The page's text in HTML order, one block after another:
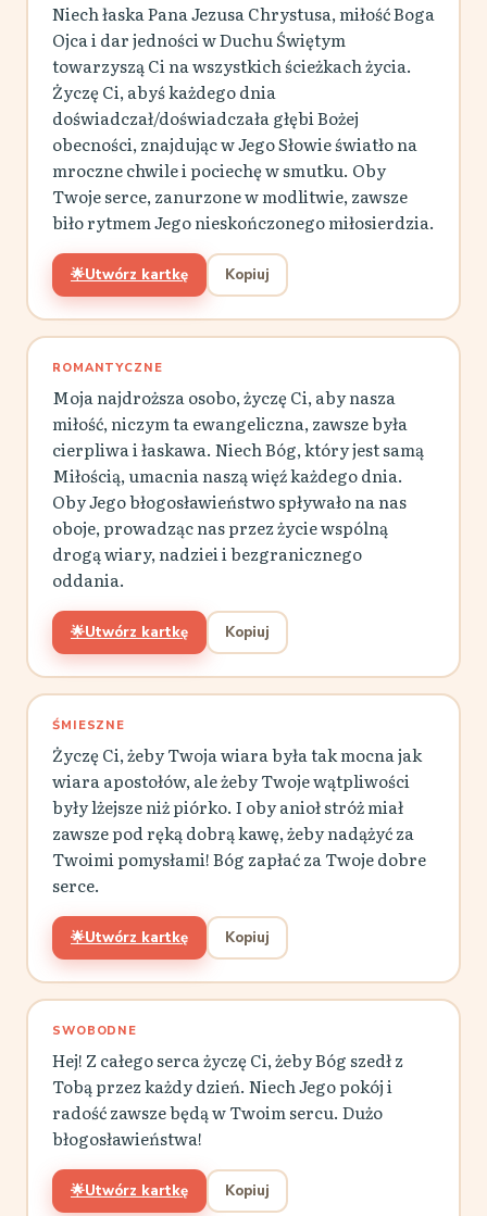
Niech łaska Pana Jezusa Chrystusa, miłość Boga
Ojca i dar jedności w Duchu Świętym
towarzyszą Ci na wszystkich ścieżkach życia.
Życzę Ci, abyś każdego dnia
doświadczał/doświadczała głębi Bożej
obecności, znajdując w Jego Słowie światło na
mroczne chwile i pociechę w smutku. Oby
Twoje serce, zanurzone w modlitwie, zawsze
biło rytmem Jego nieskończonego miłosierdzia.
🌟Utwórz kartkę Kopiuj
ROMANTYCZNE
Moja najdroższa osobo, życzę Ci, aby nasza
miłość, niczym ta ewangeliczna, zawsze była
cierpliwa i łaskawa. Niech Bóg, który jest samą
Miłością, umacnia naszą więź każdego dnia.
Oby Jego błogosławieństwo spływało na nas
oboje, prowadząc nas przez życie wspólną
drogą wiary, nadziei i bezgranicznego
oddania.
🌟Utwórz kartkę Kopiuj
ŚMIESZNE
Życzę Ci, żeby Twoja wiara była tak mocna jak
wiara apostołów, ale żeby Twoje wątpliwości
były lżejsze niż piórko. I oby anioł stróż miał
zawsze pod ręką dobrą kawę, żeby nadążyć za
Twoimi pomysłami! Bóg zapłać za Twoje dobre
serce.
🌟Utwórz kartkę Kopiuj
SWOBODNE
Hej! Z całego serca życzę Ci, żeby Bóg szedł z
Tobą przez każdy dzień. Niech Jego pokój i
radość zawsze będą w Twoim sercu. Dużo
błogosławieństwa!
🌟Utwórz kartkę Kopiuj